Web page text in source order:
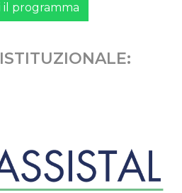
il programma